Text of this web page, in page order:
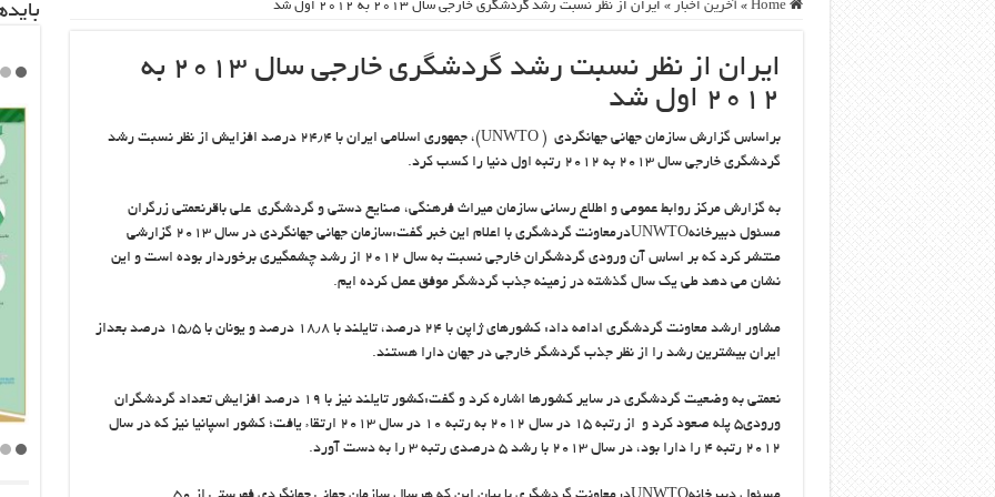
Home
» آخرین اخبار » ایران از نظر نسبت رشد گردشگری خارجی سال ۲۰۱۳ به ۲۰۱۲ اول شد
ایران از نظر نسبت رشد گردشگری خارجی سال ۲۰۱۳ به
۲۰۱۲ اول شد
براساس گزارش سازمان جهانی جهانگردی ( UNWTO)، جمهوری اسلامی ایران با ۲۴٫۴ درصد افزایش از نظر نسبت رشد
گردشگری خارجی سال ۲۰۱۳ به ۲۰۱۲ رتبه اول دنیا را کسب کرد.
به گزارش مرکز روابط عمومی و اطلاع رسانی سازمان میراث فرهنگی، صنایع دستی و گردشگری علی باقرنعمتی زرگران
مسئول دبیرخانهUNWTOدرمعاونت گردشگری با اعلام این خبر گفت:سازمان جهانی جهانگردی در سال ۲۰۱۳ گزارشی
منتشر کرد که بر اساس آن ورودی گردشگران خارجی نسبت به سال ۲۰۱۲ از رشد چشمگیری برخوردار بوده است و این
نشان می دهد طی یک سال گذشته در زمینه جذب گردشگر موفق عمل کرده ایم.
مشاور ارشد معاونت گردشگری ادامه داد: کشورهای ژاپن با ۲۴ درصد، تایلند با ۱۸٫۸ درصد و یونان با ۱۵٫۵ درصد بعداز
ایران بیشترین رشد را از نظر جذب گردشگر خارجی در جهان دارا هستند.
نعمتی به وضعیت گردشگری در سایر کشورها اشاره کرد و گفت:کشور تایلند نیز با ۱۹ درصد افزایش تعداد گردشگران
ورودی۵ پله صعود کرد و از رتبه ۱۵ در سال ۲۰۱۲ به رتبه ۱۰ در سال ۲۰۱۳ ارتقاء یافت؛ کشور اسپانیا نیز که در سال
۲۰۱۲ رتبه ۴ را دارا بود، در سال ۲۰۱۳ با رشد ۵ درصدی رتبه ۳ را به دست آورد.